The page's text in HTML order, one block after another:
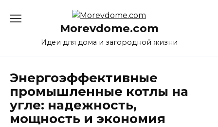
Morevdome.com
Идеи для дома и загородной жизни
Энергоэффективные
промышленные котлы на
угле: надежность,
мощность и экономия